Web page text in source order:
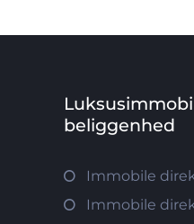
beliggenhed
Immobile
Immobile